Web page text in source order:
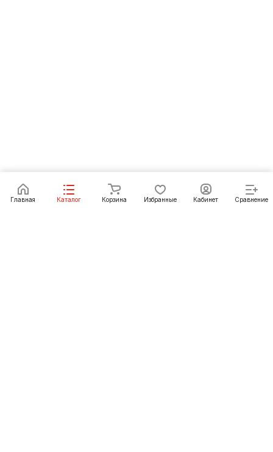
Под заказ
Главная Каталог Корзина Избранные Кабинет Сравнение